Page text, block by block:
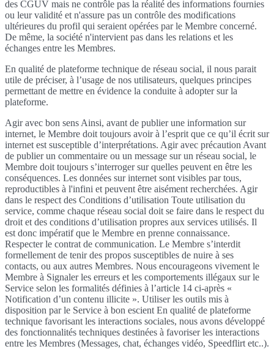
des CGUV mais ne contrôle pas la réalité des informations fournies
ou leur validité et n'assure pas un contrôle des modifications
ultérieures du profil qui seraient opérées par le Membre concerné.
De même, la société n'intervient pas dans les relations et les
échanges entre les Membres.
En qualité de plateforme technique de réseau social, il nous parait
utile de préciser, à l’usage de nos utilisateurs, quelques principes
permettant de mettre en évidence la conduite à adopter sur la
plateforme.
Agir avec bon sens Ainsi, avant de publier une information sur
internet, le Membre doit toujours avoir à l’esprit que ce qu’il écrit sur
internet est susceptible d’interprétations. Agir avec précaution Avant
de publier un commentaire ou un message sur un réseau social, le
Membre doit toujours s’interroger sur quelles peuvent en être les
conséquences. Les données sur internet sont visibles par tous,
reproductibles à l'infini et peuvent être aisément recherchées. Agir
dans le respect des Conditions d’utilisation Toute utilisation du
service, comme chaque réseau social doit se faire dans le respect du
droit et des conditions d’utilisation propres aux services utilisés. Il
est donc impératif que le Membre en prenne connaissance.
Respecter le contrat de communication. Le Membre s’interdit
formellement de tenir des propos susceptibles de nuire à ses
contacts, ou aux autres Membres. Nous encourageons vivement le
Membre à Signaler les erreurs et les comportements illégaux sur le
Service selon les formalités définies à l’article 14 ci-après «
Notification d’un contenu illicite ». Utiliser les outils mis à
disposition par le Service à bon escient En qualité de plateforme
technique favorisant les interactions sociales, nous avons développé
des fonctionnalités techniques destinées à favoriser les interactions
entre les Membres (Messages, chat, échanges vidéo, Speedflirt etc..).